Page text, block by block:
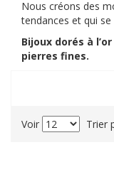
Nous créons des
tendances et qui
Bijoux dorés à
pierres fines.
Voir Trier